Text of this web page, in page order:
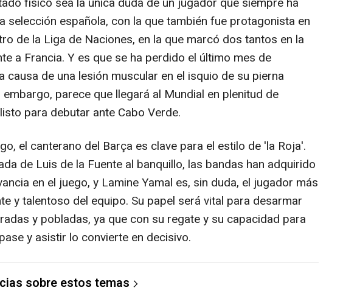
selección española, con la que también fue protagonista en
de la Liga de Naciones, en la que marcó dos tantos en la
a Francia. Y es que se ha perdido el último mes de
causa de una lesión muscular en el isquio de su pierna
embargo, parece que llegará al Mundial en plenitud de
para debutar ante Cabo Verde.
el canterano del Barça es clave para el estilo de 'la Roja'.
de Luis de la Fuente al banquillo, las bandas han adquirido
en el juego, y Lamine Yamal es, sin duda, el jugador más
y talentoso del equipo. Su papel será vital para desarmar
y pobladas, ya que con su regate y su capacidad para
y asistir lo convierte en decisivo.
sobre estos temas